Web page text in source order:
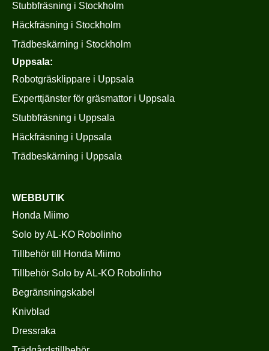
Stubbfräsning i Stockholm
Häckfräsning i Stockholm
Trädbeskärning i Stockholm
Uppsala:
Robotgräsklippare i Uppsala
Experttjänster för gräsmattor i Uppsala
Stubbfräsning i Uppsala
Häckfräsning i Uppsala
Trädbeskärning i Uppsala
WEBBUTIK
Honda Miimo
Solo by AL-KO Robolinho
Tillbehör till Honda Miimo
Tillbehör Solo by AL-KO Robolinho
Begränsningskabel
Knivblad
Dressraka